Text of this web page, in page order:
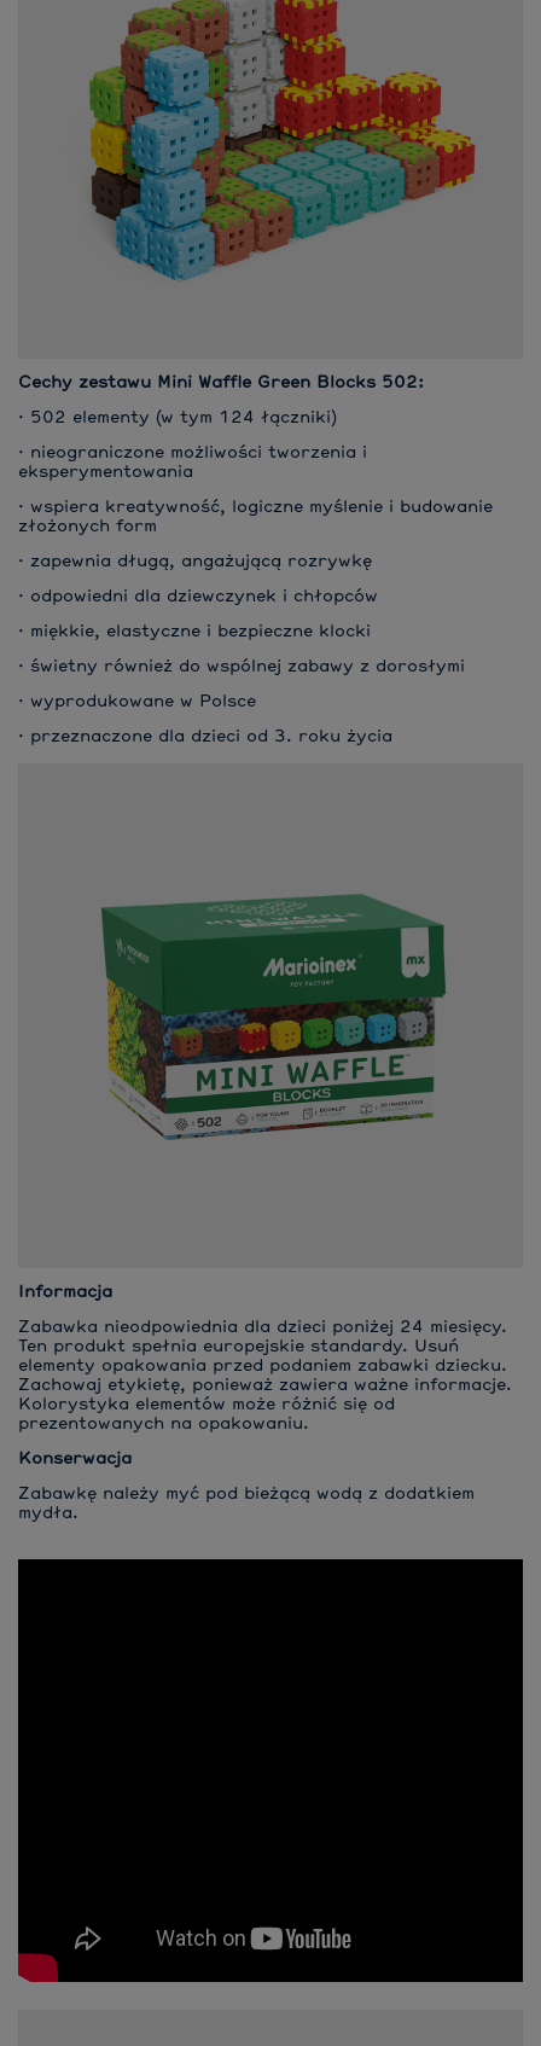
Cechy zestawu Mini Waffle Green Blocks 502:
· 502 elementy (w tym 124 łączniki)
· nieograniczone możliwości tworzenia i
eksperymentowania
· wspiera kreatywność, logiczne myślenie i budowanie
złożonych form
· zapewnia długą, angażującą rozrywkę
· odpowiedni dla dziewczynek i chłopców
· miękkie, elastyczne i bezpieczne klocki
· świetny również do wspólnej zabawy z dorosłymi
· wyprodukowane w Polsce
· przeznaczone dla dzieci od 3. roku życia
Informacja
Zabawka nieodpowiednia dla dzieci poniżej 24 miesięcy.
Ten produkt spełnia europejskie standardy. Usuń
elementy opakowania przed podaniem zabawki dziecku.
Zachowaj etykietę, ponieważ zawiera ważne informacje.
Kolorystyka elementów może różnić się od
prezentowanych na opakowaniu.
Konserwacja
Zabawkę należy myć pod bieżącą wodą z dodatkiem
mydła.